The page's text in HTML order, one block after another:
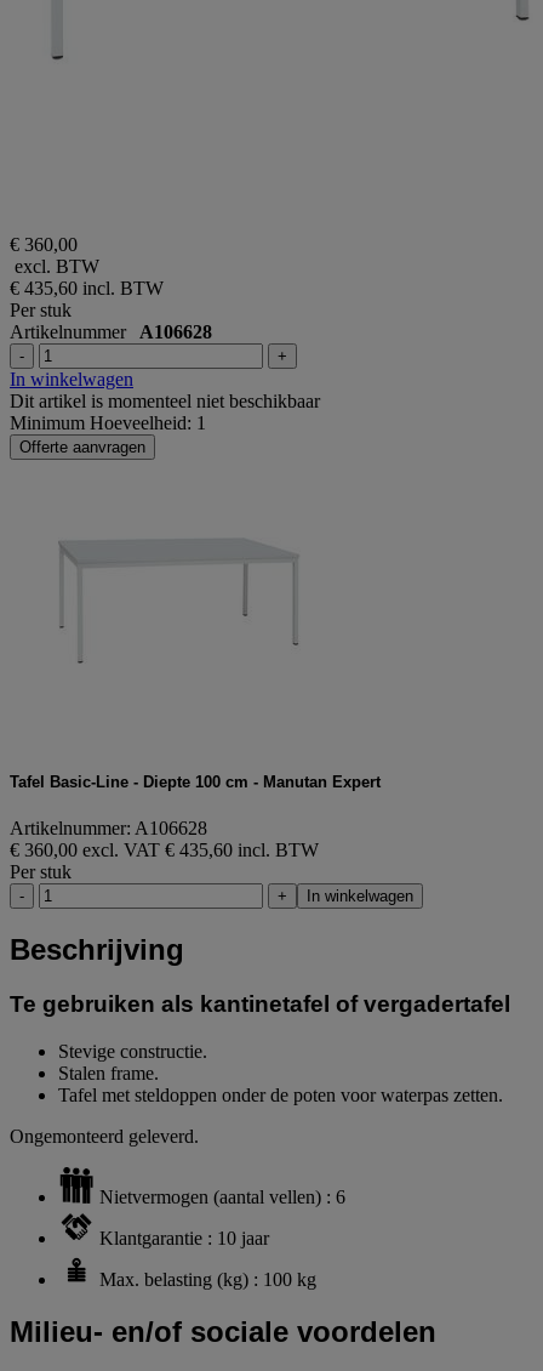
€ 360,00
excl. BTW
€ 435,60 incl. BTW
Per stuk
Artikelnummer A106628
- +
In winkelwagen
Dit artikel is momenteel niet beschikbaar
Minimum Hoeveelheid: 1
Offerte aanvragen
Tafel Basic-Line - Diepte 100 cm - Manutan Expert
Artikelnummer: A106628
€ 360,00 excl. VAT € 435,60 incl. BTW
Per stuk
- + In winkelwagen
Beschrijving
Te gebruiken als kantinetafel of vergadertafel
Stevige constructie.
Stalen frame.
Tafel met steldoppen onder de poten voor waterpas zetten.
Ongemonteerd geleverd.
Nietvermogen (aantal vellen) : 6
Klantgarantie : 10 jaar
Max. belasting (kg) : 100 kg
Milieu- en/of sociale voordelen